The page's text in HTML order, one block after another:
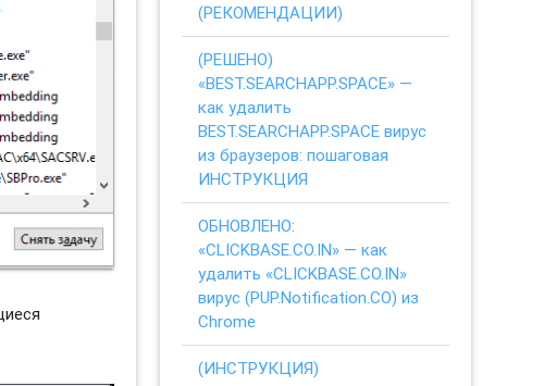
(РЕКОМЕНДАЦИИ)
(РЕШЕНО)
«BEST.SEARCHAPP.SPACE» —
как удалить
BEST.SEARCHAPP.SPACE вирус
из браузеров: пошаговая
ИНСТРУКЦИЯ
ОБНОВЛЕНО:
«CLICKBASE.CO.IN» — как
удалить «CLICKBASE.CO.IN»
вирус (PUP.Notification.CO) из
Chrome
(ИНСТРУКЦИЯ)